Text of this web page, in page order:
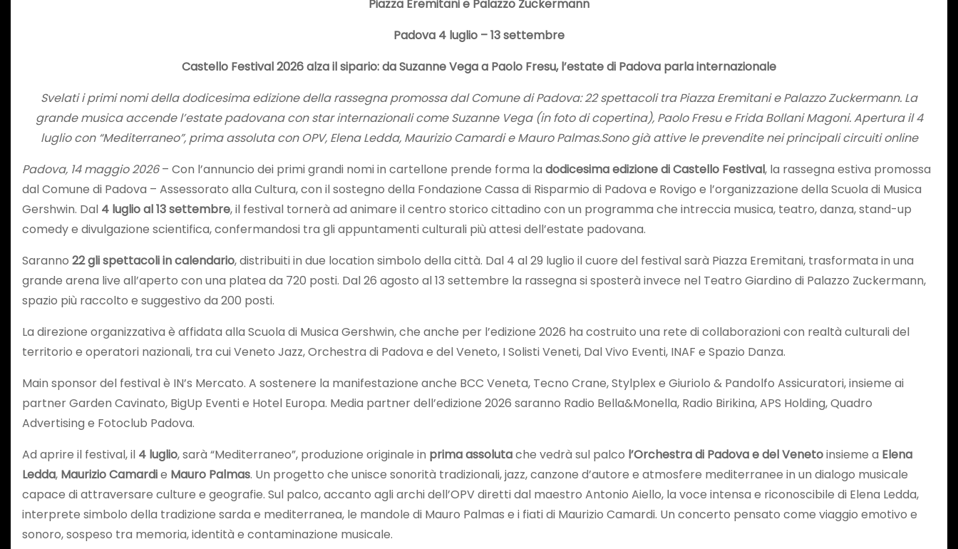
Piazza Eremitani e Palazzo Zuckermann
Padova 4 luglio – 13 settembre
Castello Festival 2026 alza il sipario: da Suzanne Vega a Paolo Fresu, l’estate di Padova parla internazionale
Svelati i primi nomi della dodicesima edizione della rassegna promossa dal Comune di Padova: 22 spettacoli tra Piazza Eremitani e Palazzo Zuckermann. La
grande musica accende l’estate padovana con star internazionali come Suzanne Vega (in foto di copertina), Paolo Fresu e Frida Bollani Magoni. Apertura il 4
luglio con “Mediterraneo”, prima assoluta con OPV, Elena Ledda, Maurizio Camardi e Mauro Palmas.Sono già attive le prevendite nei principali circuiti online
Padova, 14 maggio 2026– Con l’annuncio dei primi grandi nomi in cartellone prende forma la dodicesima edizione di Castello Festival, la rassegna estiva promossa
dal Comune di Padova – Assessorato alla Cultura, con il sostegno della Fondazione Cassa di Risparmio di Padova e Rovigo e l’organizzazione della Scuola di Musica
Gershwin. Dal 4 luglio al 13 settembre, il festival tornerà ad animare il centro storico cittadino con un programma che intreccia musica, teatro, danza, stand-up
comedy e divulgazione scientifica, confermandosi tra gli appuntamenti culturali più attesi dell’estate padovana.
Saranno 22 gli spettacoli in calendario, distribuiti in due location simbolo della città. Dal 4 al 29 luglio il cuore del festival sarà Piazza Eremitani, trasformata in una
grande arena live all’aperto con una platea da 720 posti. Dal 26 agosto al 13 settembre la rassegna si sposterà invece nel Teatro Giardino di Palazzo Zuckermann,
spazio più raccolto e suggestivo da 200 posti.
La direzione organizzativa è affidata alla Scuola di Musica Gershwin, che anche per l’edizione 2026 ha costruito una rete di collaborazioni con realtà culturali del
territorio e operatori nazionali, tra cui Veneto Jazz, Orchestra di Padova e del Veneto, I Solisti Veneti, Dal Vivo Eventi, INAF e Spazio Danza.
Main sponsor del festival è IN’s Mercato. A sostenere la manifestazione anche BCC Veneta, Tecno Crane, Stylplex e Giuriolo & Pandolfo Assicuratori, insieme ai
partner Garden Cavinato, BigUp Eventi e Hotel Europa. Media partner dell’edizione 2026 saranno Radio Bella&Monella, Radio Birikina, APS Holding, Quadro
Advertising e Fotoclub Padova.
Ad aprire il festival, il 4 luglio, sarà “Mediterraneo”, produzione originale in prima assolutache vedrà sul palco l’Orchestra di Padova e del Venetoinsieme a Elena
Ledda, Maurizio Camardie Mauro Palmas. Un progetto che unisce sonorità tradizionali, jazz, canzone d’autore e atmosfere mediterranee in un dialogo musicale
capace di attraversare culture e geografie. Sul palco, accanto agli archi dell’OPV diretti dal maestro Antonio Aiello, la voce intensa e riconoscibile di Elena Ledda,
interprete simbolo della tradizione sarda e mediterranea, le mandole di Mauro Palmas e i fiati di Maurizio Camardi. Un concerto pensato come viaggio emotivo e
sonoro, sospeso tra memoria, identità e contaminazione musicale.